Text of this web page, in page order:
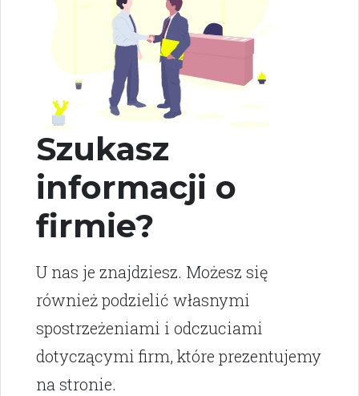
Szukasz
informacji o
firmie?
U nas je znajdziesz. Możesz się
również podzielić własnymi
spostrzeżeniami i odczuciami
dotyczącymi firm, które prezentujemy
na stronie.